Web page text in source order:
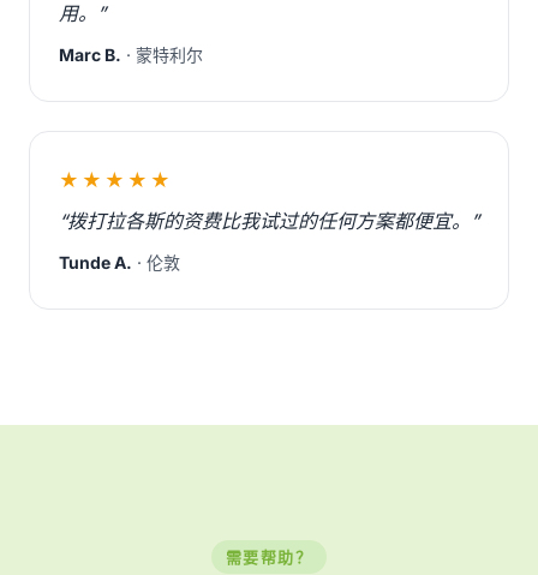
用。”
Marc B. · 蒙特利尔
★★★★★
“拨打拉各斯的资费比我试过的任何方案都便宜。”
Tunde A. · 伦敦
需要帮助？